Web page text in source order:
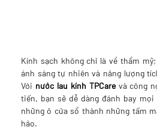
Kính sạch không chỉ là về thẩm
ánh sáng tự nhiên và năng lượng
Với nước lau kính TPCarevà công
tiến, bạn sẽ dễ dàng đánh bay
những ô cửa sổ thành những tấm
hảo.